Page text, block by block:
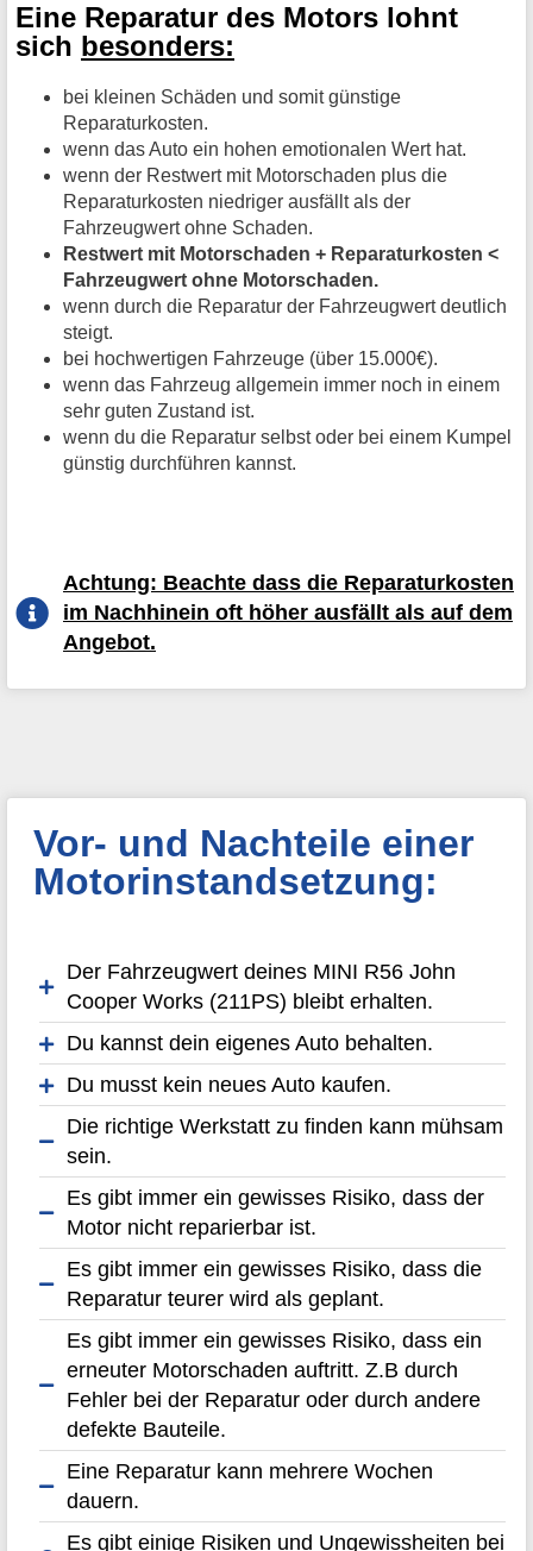
Eine Reparatur des Motors lohnt
sich besonders:
bei kleinen Schäden und somit günstige
Reparaturkosten.
wenn das Auto ein hohen emotionalen Wert hat.
wenn der Restwert mit Motorschaden plus die
Reparaturkosten niedriger ausfällt als der
Fahrzeugwert ohne Schaden.
Restwert mit Motorschaden + Reparaturkosten <
Fahrzeugwert ohne Motorschaden.
wenn durch die Reparatur der Fahrzeugwert deutlich
steigt.
bei hochwertigen Fahrzeuge (über 15.000€).
wenn das Fahrzeug allgemein immer noch in einem
sehr guten Zustand ist.
wenn du die Reparatur selbst oder bei einem Kumpel
günstig durchführen kannst.
Achtung: Beachte dass die Reparaturkosten
im Nachhinein oft höher ausfällt als auf dem
Angebot.
Vor- und Nachteile einer
Motorinstandsetzung:
Der Fahrzeugwert deines MINI R56 John
Cooper Works (211PS) bleibt erhalten.
Du kannst dein eigenes Auto behalten.
Du musst kein neues Auto kaufen.
Die richtige Werkstatt zu finden kann mühsam
sein.
Es gibt immer ein gewisses Risiko, dass der
Motor nicht reparierbar ist.
Es gibt immer ein gewisses Risiko, dass die
Reparatur teurer wird als geplant.
Es gibt immer ein gewisses Risiko, dass ein
erneuter Motorschaden auftritt. Z.B durch
Fehler bei der Reparatur oder durch andere
defekte Bauteile.
Eine Reparatur kann mehrere Wochen
dauern.
Es gibt einige Risiken und Ungewissheiten bei